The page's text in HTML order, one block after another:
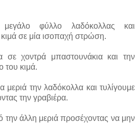
φύλλο λαδόκολλας και
σε μία ισοπαχή στρώση.
σε χοντρά μπαστουνάκια και την
του κιμά.
την λαδόκολλα και τυλίγουμε
την γραβιέρα.
την άλλη μεριά προσέχοντας να μην